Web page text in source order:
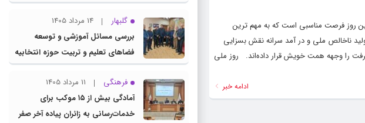
روز فرصت مناسبی است كه به مهم ترین
ناخالص ملی و در آمد سرانه نقش بسزایی
را وجهه همت خویش قرار داده‌اند. روز ملی
ادامه خبر
می‌رسد
گلبهار
14 مرداد 1405
بررسی مسائل آموزشی و توسعه
فضاهای تعلیم و تربیت حوزه انتخابیه
در نشست مشترک عضو کمیسیون
آموزش مجلس با مدیرکل آموزش و
پرورش خراسان رضوی
فرهنگی
11 مرداد 1405
آمادگی بیش از ۱۵ موکب برای
خدمات‌رسانی به زائران پیاده آخر صفر